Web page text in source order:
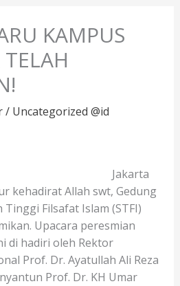
KAMPUS
/ Uncategorized @id
Jakarta
kehadirat Allah swt, Gedung
Filsafat Islam (STFI)
Upacara peresmian
di hadiri oleh Rektor
Prof. Dr. Ayatullah Ali Reza
Prof. Dr. KH Umar